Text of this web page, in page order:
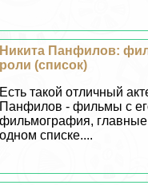
Никита Панфилов:
роли (список)
Есть такой отличный
Панфилов - фильмы с
фильмография, главные
одном списке....